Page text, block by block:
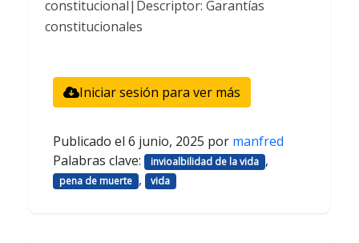
constitucional|Descriptor: Garantías
constitucionales
Iniciar sesión para ver más
Publicado el 6 junio, 2025 por manfred
Palabras clave:
invioalbilidad de la vida ,
pena de muerte , vida